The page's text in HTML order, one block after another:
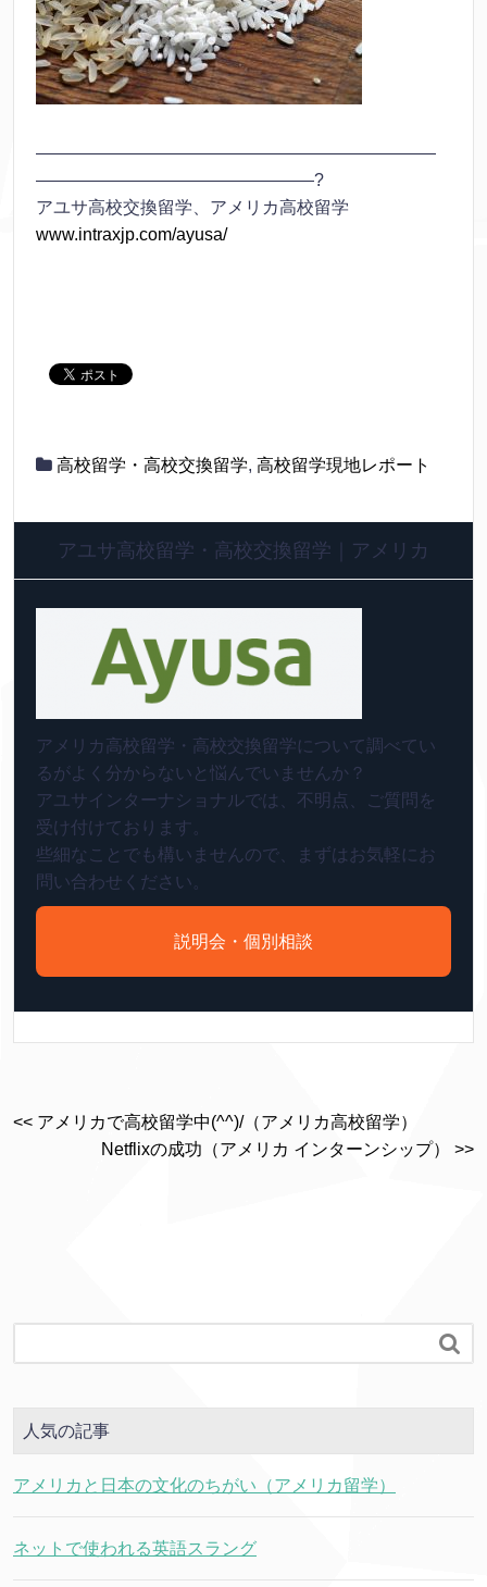
———————————————————————
————————————————?
アユサ高校交換留学、アメリカ高校留学
www.intraxjp.com/ayusa/
高校留学・高校交換留学, 高校留学現地レポート
アユサ高校留学・高校交換留学｜アメリカ
アメリカ高校留学・高校交換留学について調べてい
るがよく分からないと悩んでいませんか？
アユサインターナショナルでは、不明点、ご質問を
受け付けております。
些細なことでも構いませんので、まずはお気軽にお
問い合わせください。
説明会・個別相談
<< アメリカで高校留学中(^^)/（アメリカ高校留学）
Netflixの成功（アメリカ インターンシップ） >>

人気の記事
アメリカと日本の文化のちがい（アメリカ留学）
ネットで使われる英語スラング